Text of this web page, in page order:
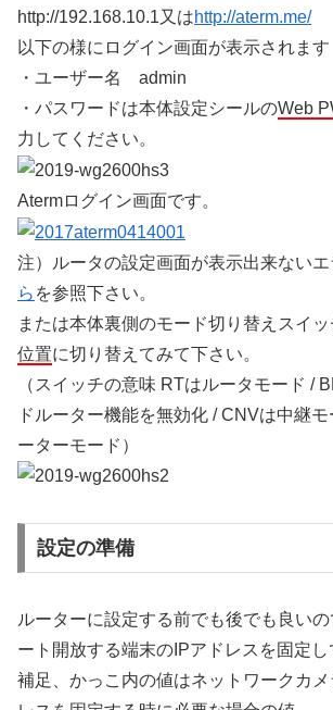
http://192.168.10.1又はhttp://aterm.me/
以下の様にログイン画面が表示されます
・ユーザー名 admin
・パスワードは本体設定シールのWeb
力してください。
Atermログイン画面です。
注）ルータの設定画面が表示出来ない
ら を参照下さい。
または本体裏側のモード切り替えスイ
位置に切り替えてみて下さい。
（スイッチの意味 RTはルータモード /
ドルーター機能を無効化 / CNVは中継
ーターモード）
設定の準備
ルーターに設定する前でも後でも良い
ート開放する端末のIPアドレスを固定し
補足、かっこ内の値はネットワークカ